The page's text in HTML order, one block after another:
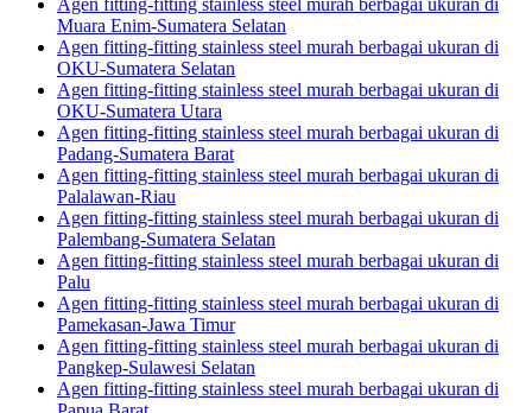
Muara Enim-Sumatera Selatan
Agen fitting-fitting stainless steel murah berbagai ukuran di
OKU-Sumatera Selatan
Agen fitting-fitting stainless steel murah berbagai ukuran di
OKU-Sumatera Utara
Agen fitting-fitting stainless steel murah berbagai ukuran di
Padang-Sumatera Barat
Agen fitting-fitting stainless steel murah berbagai ukuran di
Palalawan-Riau
Agen fitting-fitting stainless steel murah berbagai ukuran di
Palembang-Sumatera Selatan
Agen fitting-fitting stainless steel murah berbagai ukuran di
Palu
Agen fitting-fitting stainless steel murah berbagai ukuran di
Pamekasan-Jawa Timur
Agen fitting-fitting stainless steel murah berbagai ukuran di
Pangkep-Sulawesi Selatan
Agen fitting-fitting stainless steel murah berbagai ukuran di